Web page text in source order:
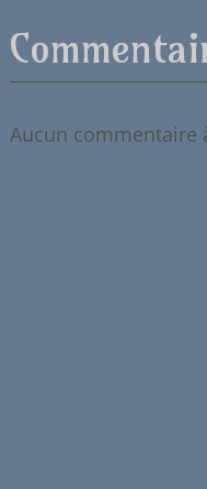
Aucun commentaire